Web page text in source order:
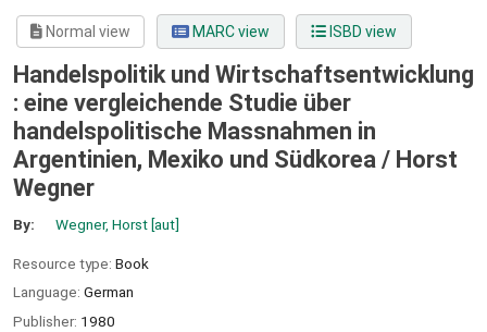
Normal view MARC view ISBD view
Handelspolitik und Wirtschaftsentwicklung
: eine vergleichende Studie über
handelspolitische Massnahmen in
Argentinien, Mexiko und Südkorea / Horst
Wegner
By: Wegner, Horst[aut]
Resource type: Book
Language: German
Publisher: 1980